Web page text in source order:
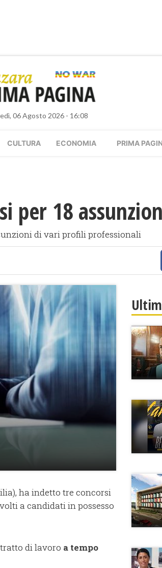
06 Agosto 2026 - 16:08
CULTURA ECONOMIA PRIMA
per 18
di vari profili professionali
ha indetto tre concorsi
a candidati in possesso
di lavoro a tempo